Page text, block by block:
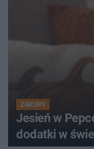
ZAKUPY
Jesień w
dodatki w